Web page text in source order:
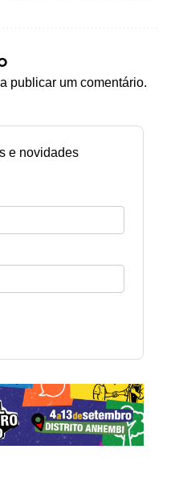
publicar um comentário.
e novidades